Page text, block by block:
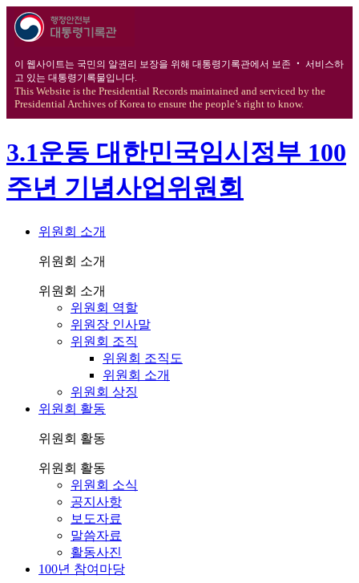
이 웹사이트는 국민의 알권리 보장을 위해 대통령기록관에서 보존 ‧ 서비스하
고 있는 대통령기록물입니다.
This Website is the Presidential Records maintained and serviced by the
Presidential Archives of Korea to ensure the people’s right to know.
3.1운동 대한민국임시정부 100
주년 기념사업위원회
위원회 소개
위원회 소개
위원회 소개
위원회 역할
위원장 인사말
위원회 조직
위원회 조직도
위원회 소개
위원회 상징
위원회 활동
위원회 활동
위원회 활동
위원회 소식
공지사항
보도자료
말씀자료
활동사진
100년 참여마당